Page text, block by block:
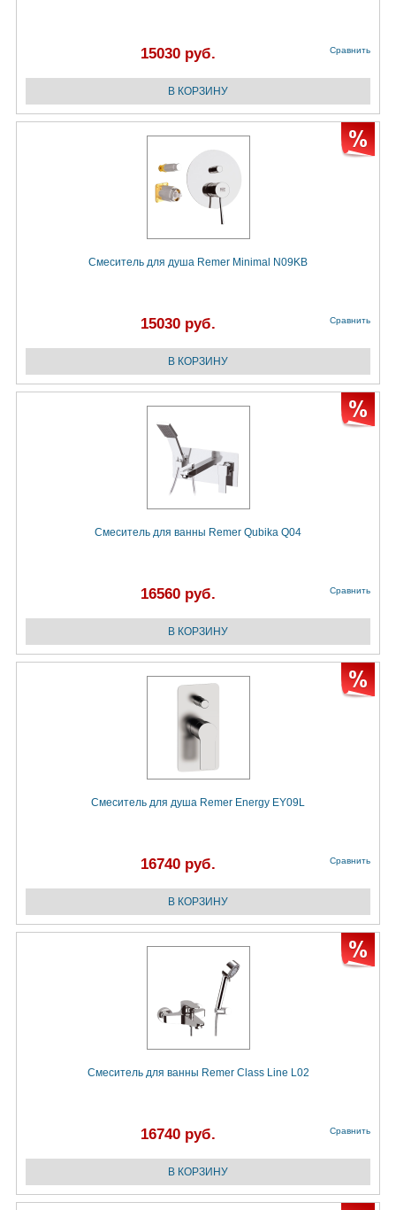
15030 руб. Сравнить
Смеситель для душа Remer Minimal N09KB
15030 руб. Сравнить
Смеситель для ванны Remer Qubika Q04
16560 руб. Сравнить
Смеситель для душа Remer Energy EY09L
16740 руб. Сравнить
Смеситель для ванны Remer Class Line L02
16740 руб. Сравнить